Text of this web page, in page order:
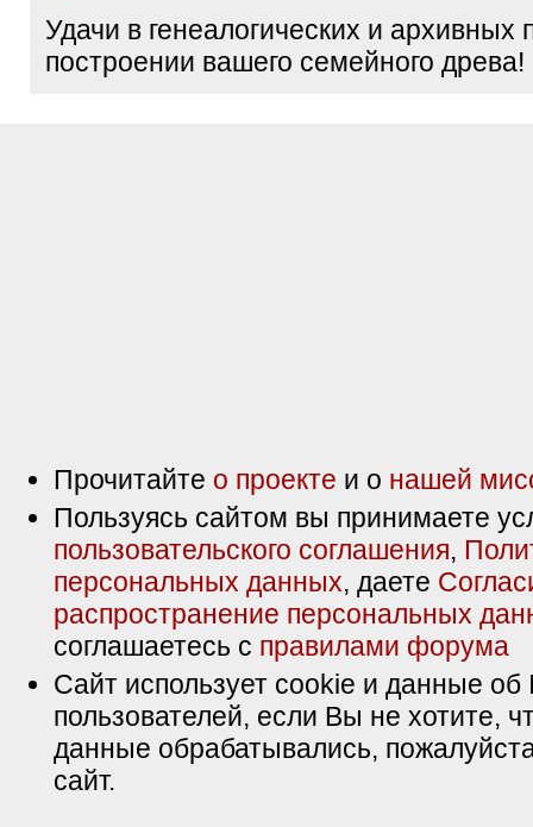
Удачи в генеалогических и архивных
построении вашего семейного древа!
Прочитайте о проекте и о нашей
Пользуясь сайтом вы принимаете
пользовательского соглашения,
персональных данных, даете
распространение персональных
соглашаетесь с правилами форума
Сайт использует cookie и данные об
пользователей, если Вы не хотите,
данные обрабатывались,
сайт.